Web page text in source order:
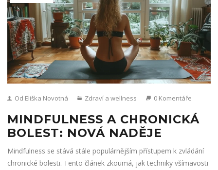
Od Eliška Novotná Zdraví a wellness 0 Komentáře
MINDFULNESS A CHRONICKÁ
BOLEST: NOVÁ NADĚJE
Mindfulness se stává stále populárnějším přístupem k zvládání
chronické bolesti. Tento článek zkoumá, jak techniky všímavosti